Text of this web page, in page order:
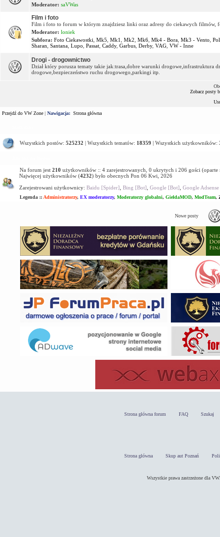
Moderator: saVWas
Film i foto
Film i foto to forum w którym znajdziesz linki oraz adresy do ciekawych filmów,
Moderator: loniek
Subfora: Foto Ciekawostki Mk5 Mk1 Mk2 Mk6 Mk4 - Bora Mk3 - Vento
Sharan Santana Lupo Passat Caddy, Garbus Derby, VAG VW - Inne
Drogi - drogownictwo
Dział który porusza tematy takie jak:trasa,dobre warunki drogowe,infrastruktura
drogowe,bezpieczeństwo ruchu drogowego,parkingi itp.
Zobacz posty
Przejdź do VW Zone | Nawigacja: Strona główna
Wszystkich postów: 525232 | Wszystkich tematów: 18359 | Wszystkich użytkowników:
Na forum jest 210 użytkowników :: 4 zarejestrowanych, 0 ukrytych i 206 gości
Najwięcej użytkowników (4232) było obecnych Pon 06 Kwi, 2026
Zarejestrowani użytkownicy: Baidu [Spider] Bing [Bot] Google [Bot] Google
Legenda :: Administratorzy, EX moderatorzy, Moderatorzy globalni, GiełdaMOD, ModTeam,
Nowe posty
Strona główna forum FAQ Szukaj
Strona główna Skup aut Poznań
Wszystkie prawa zastrzeżone dla